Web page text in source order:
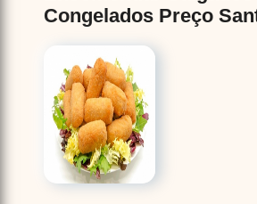
Congelados Preço